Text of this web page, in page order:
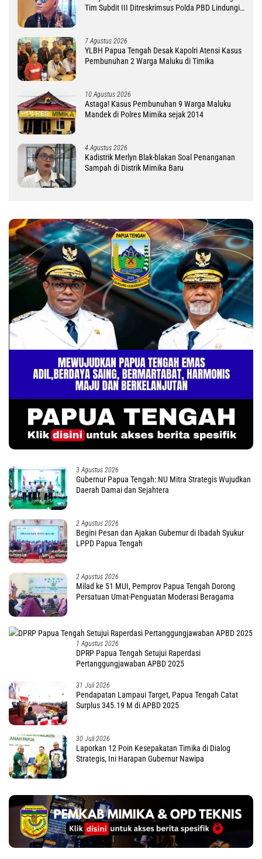
Tim Subdit III Ditreskrimsus Polda PBD Lindungi
7 Agustus 2026
YLBH Papua Tengah Desak Kapolri Atensi Kasus
Pembunuhan 2 Warga Maluku di Timika
10 Agustus 2026
Astaga! Kasus Pembunuhan 9 Warga Maluku
Mandek di Polres Mimika sejak 2014
4 Agustus 2026
Kadistrik Merlyn Blak-blakan Soal Penanganan
Sampah di Distrik Mimika Baru
3 Agustus 2026
Gubernur Papua Tengah: NU Mitra Strategis Wujudkan
Daerah Damai dan Sejahtera
2 Agustus 2026
Begini Pesan dan Ajakan Gubernur di Ibadah Syukur
LPPD Papua Tengah
2 Agustus 2026
Milad ke 51 MUI, Pemprov Papua Tengah Dorong
Persatuan Umat-Penguatan Moderasi Beragama
1 Agustus 2026
DPRP Papua Tengah Setujui Raperdasi
Pertanggungjawaban APBD 2025
31 Juli 2026
Pendapatan Lampaui Target, Papua Tengah Catat
Surplus 345.19 M di APBD 2025
30 Juli 2026
Laporkan 12 Poin Kesepakatan Timika di Dialog
Strategis, Ini Harapan Gubernur Nawipa